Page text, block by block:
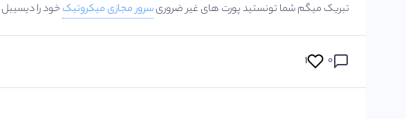
تبریک میگم شما تونستید پورت های غیر ضروریسرور مجازی میکروتیک خود را
۰ ۱